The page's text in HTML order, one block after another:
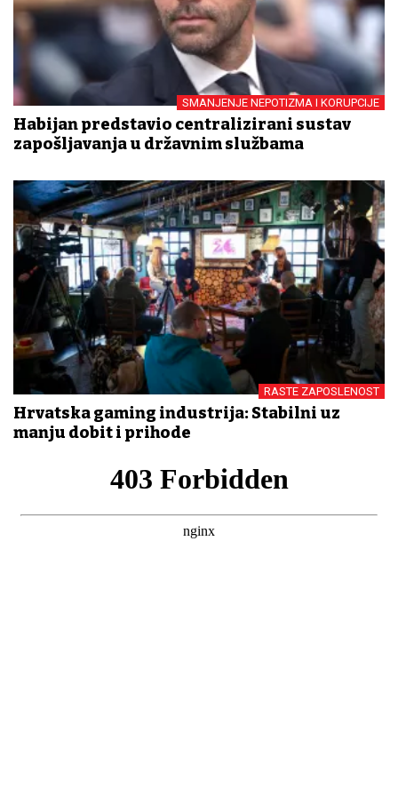
SMANJENJE NEPOTIZMA I KORUPCIJE
Habijan predstavio centralizirani sustav
zapošljavanja u državnim službama
RASTE ZAPOSLENOST
Hrvatska gaming industrija: Stabilni uz
manju dobit i prihode